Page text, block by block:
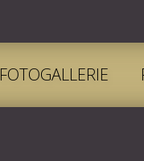
FOTOGALLERIE